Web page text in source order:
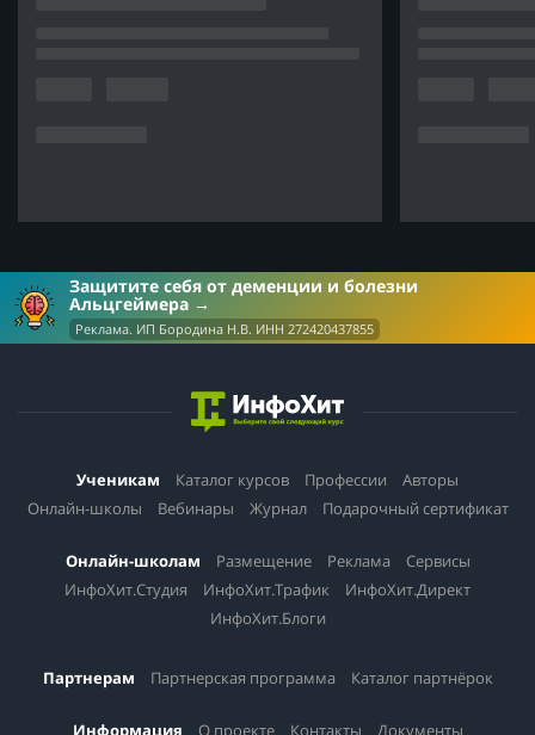
Защитите себя от деменции и болезни
Альцгеймера
Реклама. ИП Бородина Н.В. ИНН 272420437855
Ученикам Каталог курсов Профессии
Авторы
Онлайн-школы
Вебинары Журнал Подарочный сертификат
Онлайн-школам Размещение Реклама
Сервисы
ИнфоХит.Студия
ИнфоХит.Трафик
ИнфоХит.Директ
ИнфоХит.Блоги
Партнерам Партнерская программа Каталог партнёрок
Информация О проекте Контакты Документы